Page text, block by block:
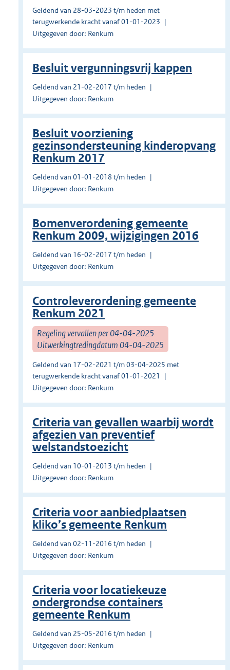
Geldend van 28-03-2023 t/m heden met
terugwerkende kracht vanaf 01-01-2023
Uitgegeven door: Renkum
Besluit vergunningsvrij kappen
Geldend van 21-02-2017 t/m heden
Uitgegeven door: Renkum
Besluit voorziening
gezinsondersteuning kinderopvang
Renkum 2017
Geldend van 01-01-2018 t/m heden
Uitgegeven door: Renkum
Bomenverordening gemeente
Renkum 2009, wijzigingen 2016
Geldend van 16-02-2017 t/m heden
Uitgegeven door: Renkum
Controleverordening gemeente
Renkum 2021
Regeling vervallen per 04-04-2025
Uitwerkingtredingdatum 04-04-2025
Geldend van 17-02-2021 t/m 03-04-2025 met
terugwerkende kracht vanaf 01-01-2021
Uitgegeven door: Renkum
Criteria van gevallen waarbij wordt
afgezien van preventief
welstandstoezicht
Geldend van 10-01-2013 t/m heden
Uitgegeven door: Renkum
Criteria voor aanbiedplaatsen
kliko’s gemeente Renkum
Geldend van 02-11-2016 t/m heden
Uitgegeven door: Renkum
Criteria voor locatiekeuze
ondergrondse containers
gemeente Renkum
Geldend van 25-05-2016 t/m heden
Uitgegeven door: Renkum